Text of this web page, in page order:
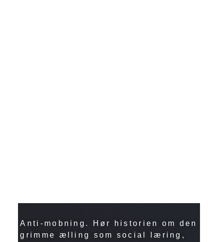
Anti-mobning. Hør historien om den
grimme ælling som social læring,